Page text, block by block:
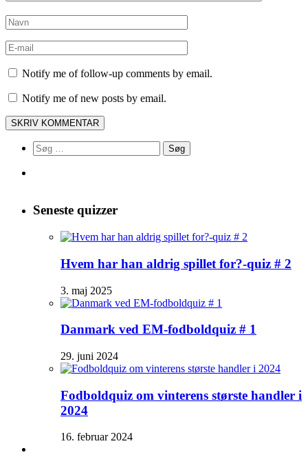
Notify me of follow-up comments by email.
Notify me of new posts by email.
Søg
efter:
Seneste quizzer
Hvem har han aldrig spillet for?-quiz # 2
3. maj 2025
Danmark ved EM-fodboldquiz # 1
29. juni 2024
Fodboldquiz om vinterens største handler i
2024
16. februar 2024